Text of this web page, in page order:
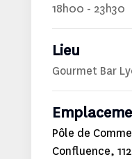
18h00 - 23h30
Lieu
Gourmet Bar
Pôle de
Confluence,